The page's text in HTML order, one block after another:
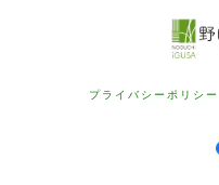
プライバシーポリシー